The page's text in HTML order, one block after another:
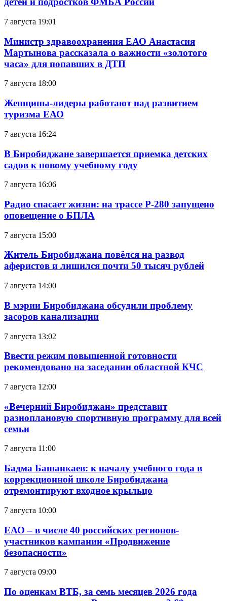
7 августа 19:01
Министр здравоохранения ЕАО Анастасия
Мартынова рассказала о важности «золотого
часа» для попавших в ДТП
7 августа 18:00
Женщины-лидеры работают над развитием
туризма ЕАО
7 августа 16:24
В Биробиджане завершается приемка детских
садов к новому учебному году
7 августа 16:06
Радио спасает жизни: на трассе Р-280 запущено
оповещение о БПЛА
7 августа 15:00
Житель Биробиджана повёлся на развод
аферистов и лишился почти 50 тысяч рублей
7 августа 14:00
В мэрии Биробиджана обсудили проблему
засоров канализации
7 августа 13:02
Ввести режим повышенной готовности
рекомендовано на заседании областной КЧС
7 августа 12:00
«Вечерний Биробиджан» представит
разноплановую спортивную программу для всей
семьи
7 августа 11:00
Бадма Башанкаев: к началу учебного года в
коррекционной школе Биробиджана
отремонтируют входное крыльцо
7 августа 10:00
ЕАО – в числе 40 российских регионов-
участников кампании «Продвижение
безопасности»
7 августа 09:00
По оценкам ВТБ, за семь месяцев 2026 года